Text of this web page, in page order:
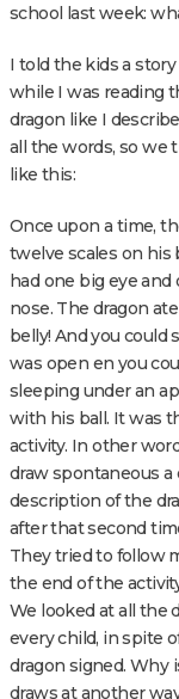
school last week:
I told the kids a
while I was reading
dragon like I
all the words, so we
like this:
Once upon a time,
twelve scales on his
had one big eye and
nose. The dragon
belly! And you could
was open en you
sleeping under an
with his ball. It was
activity. In other
draw spontaneous
description of the
after that second
They tried to follow
the end of the
We looked at all the
every child, in spite
dragon signed. Why
draws at another